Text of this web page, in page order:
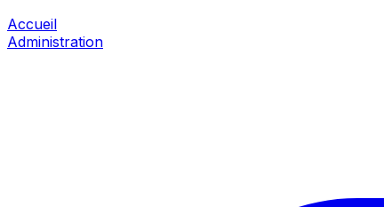
Accueil
Administration